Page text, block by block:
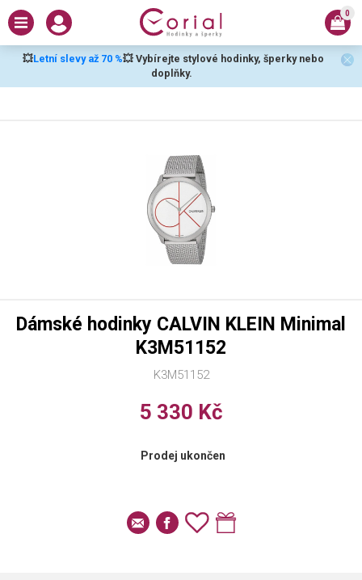
💥Letní slevy až 70 %💥 Vybírejte stylové hodinky, šperky nebo
doplňky.
0
K3M51152
Dámské hodinky CALVIN KLEIN Minimal
K3M51152
5 330 Kč
Prodej ukončen